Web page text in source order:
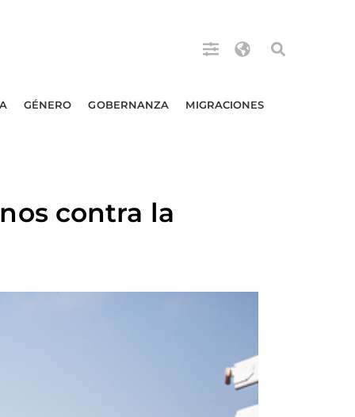
GÉNERO GOBERNANZA MIGRACIONES
contra la